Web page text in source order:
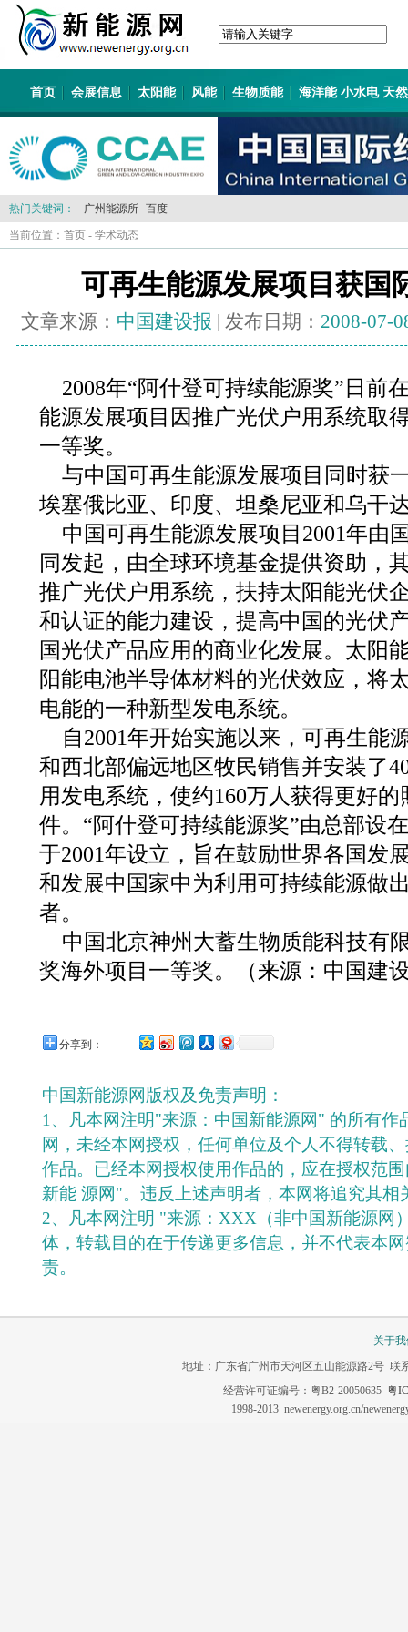
首页 会展信息 太阳能 风能 生物质能 海洋能 小水电 天
热门关键词： 广州能源所 百度
当前位置： 首页 - 学术动态
可再生能源发展项目获国
文章来源： 中国建设报 | 发布日期： 2008-07-
2008年“阿什登可持续能源奖”日前
能源发展项目因推广光伏户用系统取
一等奖。
与中国可再生能源发展项目同时获
埃塞俄比亚、印度、坦桑尼亚和乌干
中国可再生能源发展项目2001年由
同发起，由全球环境基金提供资助，
推广光伏户用系统，扶持太阳能光伏
和认证的能力建设，提高中国的光伏
国光伏产品应用的商业化发展。太阳
阳能电池半导体材料的光伏效应，将
电能的一种新型发电系统。
自2001年开始实施以来，可再生能
和西北部偏远地区牧民销售并安装了
用发电系统，使约160万人获得更好
件。“阿什登可持续能源奖”由总部设
于2001年设立，旨在鼓励世界各国发
和发展中国家中为利用可持续能源做
者。
中国北京神州大蓄生物质能科技有
奖海外项目一等奖。（来源：中国建
分享到：
中国新能源网版权及免责声明：
1、凡本网注明"来源：中国新能源网" 的所有作
网，未经本网授权，任何单位及个人不得转载
作品。已经本网授权使用作品的，应在授权范
新能 源网"。违反上述声明者，本网将追究其相
2、凡本网注明 "来源：XXX（非中国新能源网
体，转载目的在于传递更多信息，并不代表本
责。
关于
地址：广东省广州市天河区五山能源路2号 联
经营许可证编号：粤B2-20050635 粤
1998-2013 newenergy.org.cn/